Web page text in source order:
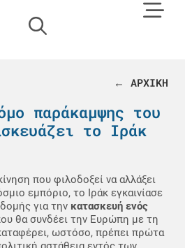
← ΑΡΧΙΚΗ
παράκαμψης του
το Ιράκ
που φιλοδοξεί να αλλάξει
εμπόριο, το Ιράκ εγκαινίασε
για την κατασκευή ενός
θα συνδέει την Ευρώπη με τη
ωστόσο, πρέπει πρώτα